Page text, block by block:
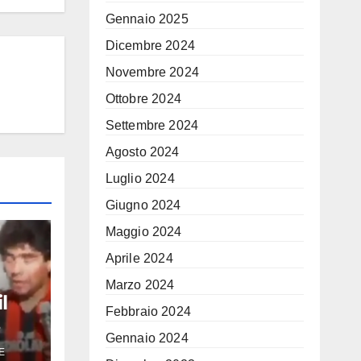
di
Gennaio 2025
Dicembre 2024
Novembre 2024
Ottobre 2024
Settembre 2024
Agosto 2024
Luglio 2024
Giugno 2024
Maggio 2024
Aprile 2024
Marzo 2024
Febbraio 2024
Gennaio 2024